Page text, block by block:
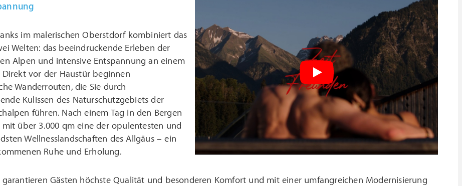
im malerischen Oberstdorf kombiniert das
Welten: das beeindruckende Erleben der
Alpen und intensive Entspannung an einem
vor der Haustür beginnen
Wanderrouten, die Sie durch
Kulissen des Naturschutzgebiets der
führen. Nach einem Tag in den Bergen
über 3.000 qm eine der opulentesten und
Wellnesslandschaften des Allgäus – ein
Ruhe und Erholung.
garantieren Gästen höchste Qualität und besonderen Komfort und mit einer umfangreichen Modernisierung